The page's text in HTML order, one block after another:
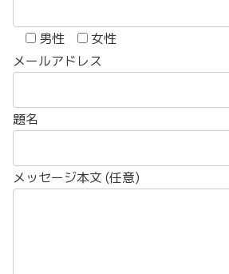
男性
女性
メールアドレス
題名
メッセージ本文 (任意)